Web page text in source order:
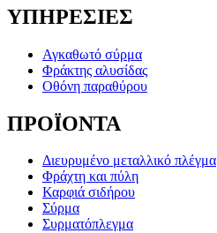
ΥΠΗΡΕΣΙΕΣ
Αγκαθωτό σύρμα
Φράκτης αλυσίδας
Οθόνη παραθύρου
ΠΡΟΪΟΝΤΑ
Διευρυμένο μεταλλικό πλέγμα
Φράχτη και πύλη
Καρφιά σιδήρου
Σύρμα
Συρματόπλεγμα